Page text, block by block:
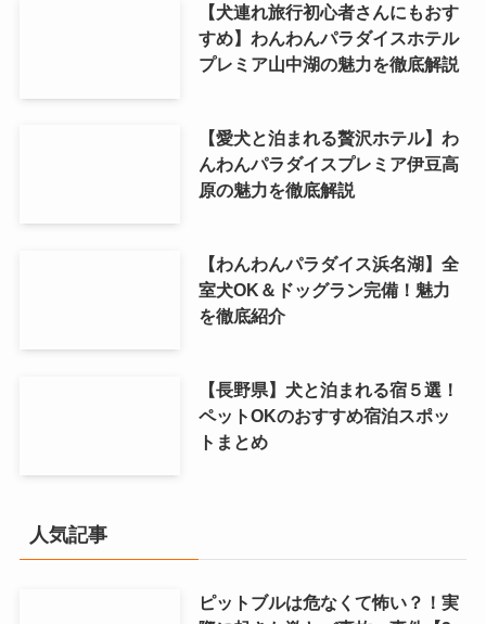
【犬連れ旅行初心者さんにもおす
すめ】わんわんパラダイスホテル
プレミア山中湖の魅力を徹底解説
【愛犬と泊まれる贅沢ホテル】わ
んわんパラダイスプレミア伊豆高
原の魅力を徹底解説
【わんわんパラダイス浜名湖】全
室犬OK＆ドッグラン完備！魅力
を徹底紹介
【長野県】犬と泊まれる宿５選！
ペットOKのおすすめ宿泊スポッ
トまとめ
人気記事
ピットブルは危なくて怖い？！実